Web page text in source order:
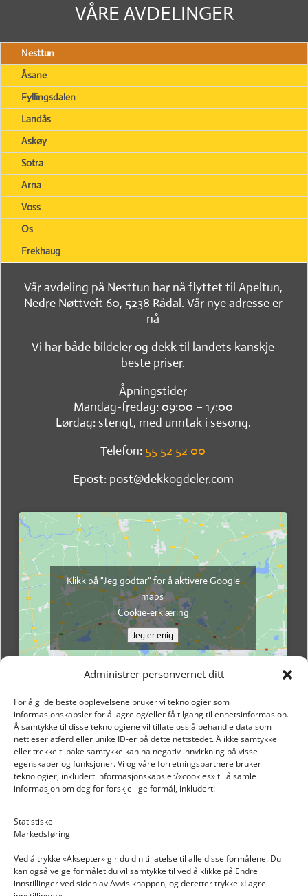
Administrer personvernet ditt
For å gi de beste opplevelsene bruker vi teknologier som
informasjonskapsler for å lagre og/eller få tilgang til enhetsinformasjon.
Å samtykke til disse teknologiene vil tillate oss å behandle data som
nettleser atferd eller unike ID-er på dette nettstedet. Å ikke samtykke
eller trekke tilbake samtykke kan ha negativ innvirkning på visse
egenskaper og funksjoner. Vi og våre forretningspartnere bruker
teknologier, inkludert informasjonskapsler/«cookies» til å samle
informasjon om deg for forskjellige formål, inkludert:
Statistiske
Markedsføring
Ved å trykke «Aksepter» gir du din tillatelse til alle disse formålene. Du
kan også velge formålet du vil samtykke til ved å klikke på Endre
innstillinger ved siden av Avvis knappen, og deretter trykke «Lagre
VÅRE AVDELINGER
Nesttun
Åsane
Fyllingsdalen
Landås
Askøy
Sotra
Arna
Voss
Os
Frekhaug
Vår avdeling på Nesttun har nå flyttet til Apeltun,
Nedre Nøttveit 60, 5238 Rådal. Vår nye adresse er
nå
Vi har både bildeler og dekk til landets kanskje
beste priser.
Åpningstider
Mandag-fredag: 09:00 – 17:00
Lørdag: stengt, med unntak i sesong.
Telefon: 55 52 52 00
Epost: post@dekkogdeler.com
Klikk på "Jeg godtar" for å aktivere Google
maps
Cookie-erklæring
Jeg er enig